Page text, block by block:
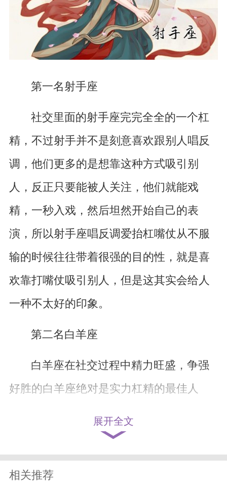
第一名射手座
社交里面的射手座完完全全的一个杠
精，不过射手并不是刻意喜欢跟别人唱反
调，他们更多的是想靠这种方式吸引别
人，反正只要能被人关注，他们就能戏
精，一秒入戏，然后坦然开始自己的表
演，所以射手座唱反调爱抬杠嘴仗从不服
输的时候往往带着很强的目的性，就是喜
欢靠打嘴仗吸引别人，但是这其实会给人
一种不太好的印象。
第二名白羊座
白羊座在社交过程中精力旺盛，争强
好胜的白羊座绝对是实力杠精的最佳人
能找到别人的缺点和问题。只要别人跟白
羊说点什么，他们总能马上反驳他人，然
后说一堆自己的观点，有的时候别人只是
展开全文
相关推荐